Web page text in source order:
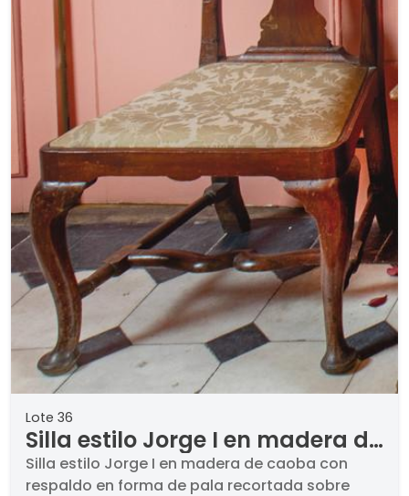
Lote 36
Silla estilo Jorge I en madera de
caoba con respaldo en forma
Silla estilo Jorge I en madera de caoba con
respaldo en forma de pala recortada sobre